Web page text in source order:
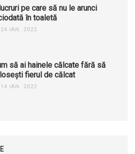
pe care să nu le arunci
în toaletă
24 IAN. 2022
să ai hainele călcate fără să
fierul de călcat
14 IAN. 2022